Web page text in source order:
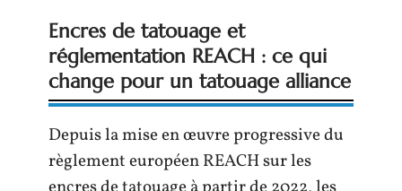
Encres de tatouage et
réglementation REACH : ce qui
change pour un tatouage alliance
Depuis la mise en œuvre progressive du
règlement européen REACH sur les